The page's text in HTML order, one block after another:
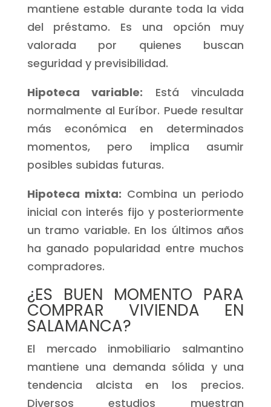
mantiene estable durante toda la vida
del préstamo. Es una opción muy
valorada por quienes buscan
seguridad y previsibilidad.
Hipoteca variable: Está vinculada
normalmente al Euríbor. Puede resultar
más económica en determinados
momentos, pero implica asumir
posibles subidas futuras.
Hipoteca mixta: Combina un periodo
inicial con interés fijo y posteriormente
un tramo variable. En los últimos años
ha ganado popularidad entre muchos
compradores.
¿ES BUEN MOMENTO PARA
COMPRAR VIVIENDA EN
SALAMANCA?
El mercado inmobiliario salmantino
mantiene una demanda sólida y una
tendencia alcista en los precios.
Diversos estudios muestran